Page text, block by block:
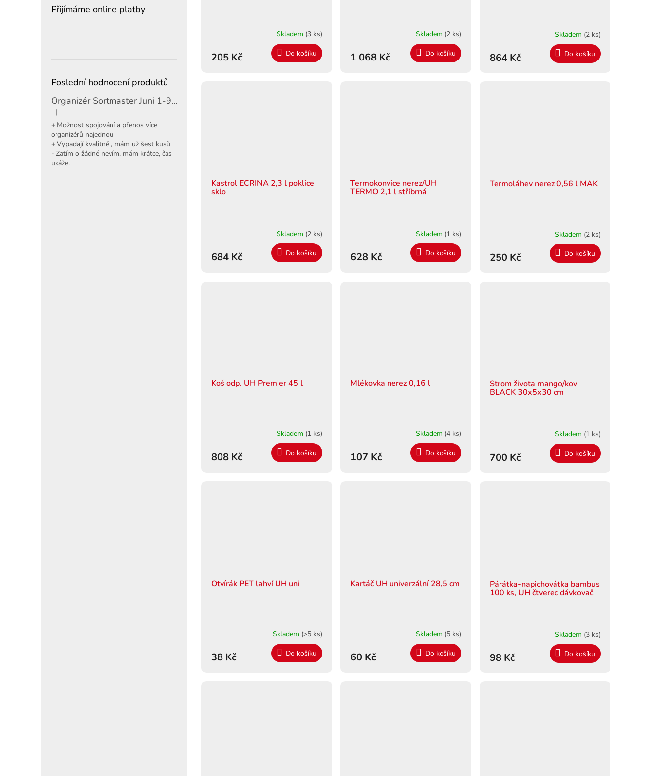
Přijímáme online platby
Poslední hodnocení produktů
Organizér Sortmaster Juni 1-97-483
Hodnocení produktu je 5 z 5 hvězdiček.
|
+ Možnost spojování a přenos více
organizérů najednou
+ Vypadají kvalitně , mám už šest kusů
- Zatím o žádné nevím, mám krátce, čas
ukáže.
Skladem (3 ks)
205 Kč Do košíku
Skladem (2 ks)
1 068 Kč Do košíku
Skladem (2 ks)
864 Kč Do košíku
Kastrol ECRINA 2,3 l poklice
sklo
Skladem (2 ks)
684 Kč Do košíku
Termokonvice nerez/UH
TERMO 2,1 l stříbrná
Skladem (1 ks)
628 Kč Do košíku
Termoláhev nerez 0,56 l MÁK
Skladem (2 ks)
250 Kč Do košíku
Koš odp. UH Premier 45 l
Skladem (1 ks)
808 Kč Do košíku
Mlékovka nerez 0,16 l
Skladem (4 ks)
107 Kč Do košíku
Strom života mango/kov
BLACK 30x5x30 cm
Skladem (1 ks)
700 Kč Do košíku
Otvírák PET lahví UH uni
Skladem (>5 ks)
38 Kč Do košíku
Kartáč UH univerzální 28,5 cm
Skladem (5 ks)
60 Kč Do košíku
Párátka-napichovátka bambus
100 ks, UH čtverec dávkovač
Skladem (3 ks)
98 Kč Do košíku